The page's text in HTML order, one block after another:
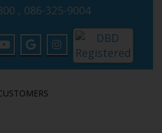
, 086-325-9004